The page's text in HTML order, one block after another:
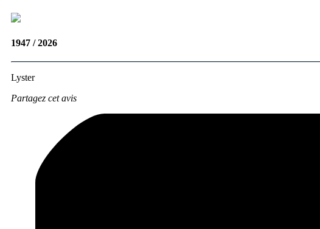
1947 / 2026
Lyster
Partagez cet avis